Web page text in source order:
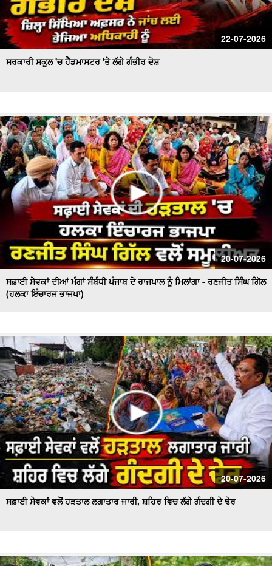
22-07-2026
ਸਰਕਾਰੀ ਸਕੂਲ 'ਚ ਹੈੱਡਮਾਸਟਰ 'ਤੇ ਲੱਗੇ ਗੰਭੀਰ ਦੋਸ਼
20-07-2026
ਸਫ਼ਾਈ ਸੇਵਕਾਂ ਦੀਆਂ ਮੰਗਾਂ ਸੰਬੰਧੀ ਪੰਜਾਬ ਦੇ ਰਾਜਪਾਲ ਨੂੰ ਮਿਲਾਂਗਾ - ਰਣਜੀਤ ਸਿੰਘ ਗਿੱਲ
(ਹਲਕਾ ਇੰਚਾਰਜ ਭਾਜਪਾ)
20-07-2026
ਸਫ਼ਾਈ ਸੇਵਕਾਂ ਵਲੋਂ ਹੜਤਾਲ ਲਗਾਤਾਰ ਜਾਰੀ, ਸ਼ਹਿਰ ਵਿਚ ਲੱਗੇ ਗੰਦਗੀ ਦੇ ਢੇਰ